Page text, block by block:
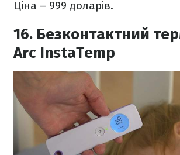
Ціна – 999 доларів.
16. Безконтактний
Arc InstaTemp